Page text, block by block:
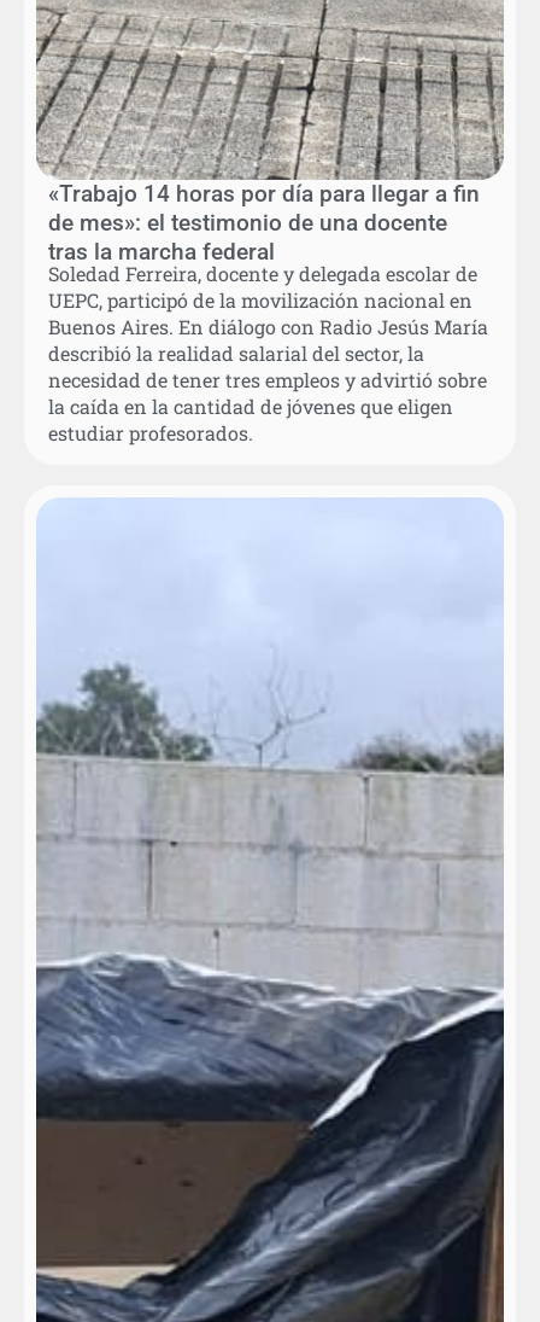
«Trabajo 14 horas por día para llegar a fin
de mes»: el testimonio de una docente
tras la marcha federal
Soledad Ferreira, docente y delegada escolar de
UEPC, participó de la movilización nacional en
Buenos Aires. En diálogo con Radio Jesús María
describió la realidad salarial del sector, la
necesidad de tener tres empleos y advirtió sobre
la caída en la cantidad de jóvenes que eligen
estudiar profesorados.